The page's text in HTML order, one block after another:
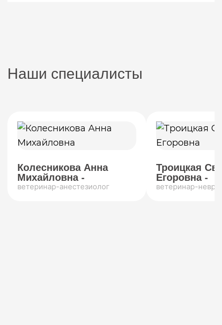
Наши специалисты
Колесникова Анна
Михайловна -
ветеринар-анестезиолог
Троицкая
Егоровна -
ветеринар-